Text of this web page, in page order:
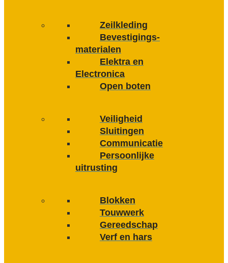
Zeilkleding
Bevestigings­­
materialen
Elektra en
Electronica
Open boten
Veiligheid
Sluitingen
Communicatie
Persoonlijke
uitrusting
Blokken
Touwwerk
Gereedschap
Verf en hars